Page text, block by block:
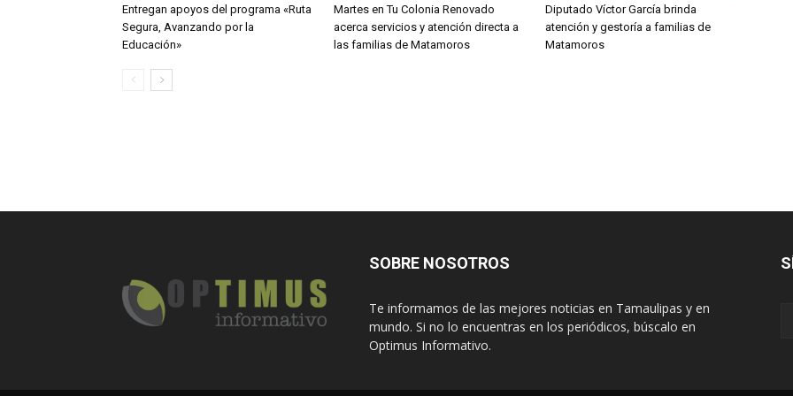
Entregan apoyos del programa «Ruta
Segura, Avanzando por la
Educación»
Martes en Tu Colonia Renovado
acerca servicios y atención directa a
las familias de Matamoros
Diputado Víctor García brinda
atención y gestoría a familias de
Matamoros
SOBRE NOSOTROS
Te informamos de las mejores noticias en Tamaulipas y en
mundo. Si no lo encuentras en los periódicos, búscalo en
Optimus Informativo.